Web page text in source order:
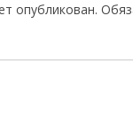
опубликован.